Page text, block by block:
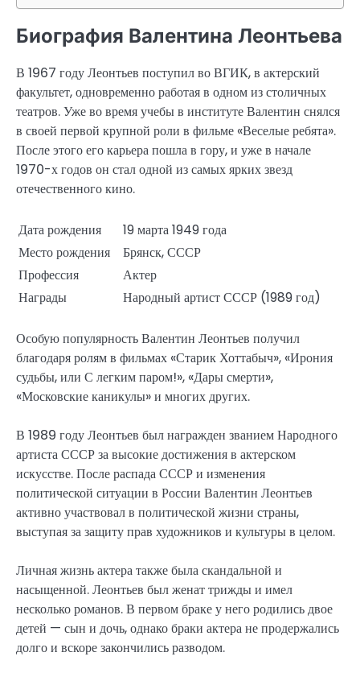
Биография Валентина Леонтьева
В 1967 году Леонтьев поступил во ВГИК, в актерский
факультет, одновременно работая в одном из столичных
театров. Уже во время учебы в институте Валентин снялся
в своей первой крупной роли в фильме «Веселые ребята».
После этого его карьера пошла в гору, и уже в начале
1970-х годов он стал одной из самых ярких звезд
отечественного кино.
Дата рождения
19 марта 1949 года
Место рождения
Брянск, СССР
Профессия
Актер
Награды
Народный артист СССР (1989 год)
Особую популярность Валентин Леонтьев получил
благодаря ролям в фильмах «Старик Хоттабыч», «Ирония
судьбы, или С легким паром!», «Дары смерти»,
«Московские каникулы» и многих других.
В 1989 году Леонтьев был награжден званием Народного
артиста СССР за высокие достижения в актерском
искусстве. После распада СССР и изменения
политической ситуации в России Валентин Леонтьев
активно участвовал в политической жизни страны,
выступая за защиту прав художников и культуры в целом.
Личная жизнь актера также была скандальной и
насыщенной. Леонтьев был женат трижды и имел
несколько романов. В первом браке у него родились двое
детей — сын и дочь, однако браки актера не продержались
долго и вскоре закончились разводом.